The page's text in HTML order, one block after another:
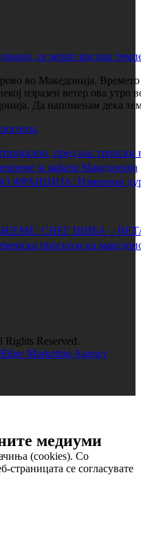
се мерат високи
во Македонија. Времето
изразен ветер ова
Да напоменам дека
пред нас тропски
ја зафати Македонија
Измерени дури
СНЕГ ШИБА –
прогноза на
Reserved.
Marketing Agency
медиуми
(cookies). Со
се согласувате